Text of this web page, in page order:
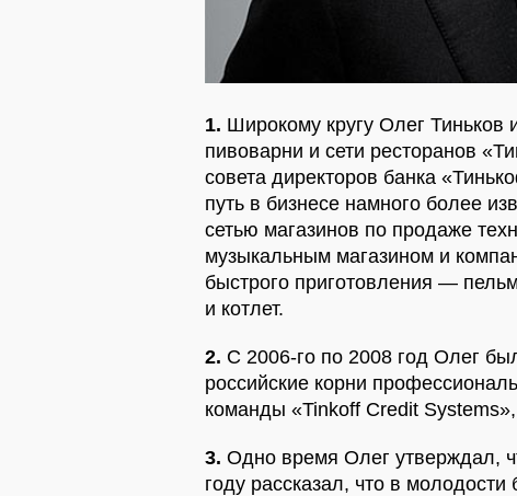
1. Широкому кругу Олег Тиньков
пивоварни и сети ресторанов
совета директоров банка
путь в бизнесе намного более
сетью магазинов по продаже
музыкальным магазином и
быстрого приготовления —
и котлет.
2. С 2006-го по 2008 год Олег
российские корни
команды «Tinkoff Credit
3. Одно время Олег утверждал,
году рассказал, что в